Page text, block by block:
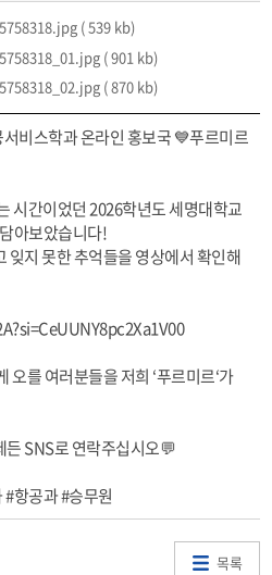
( 539 kb)
( 901 kb)
( 870 kb)
비스학과 온라인 홍보국 💙푸르미르
시간이었던 2026학년도 세명대학교
아보았습니다!
잊지 못한 추억들을 영상에서 확인해
오를 여러분들을 저희 ‘푸르미르‘가
SNS로 연락주십시오💬
항공과 #승무원
목록